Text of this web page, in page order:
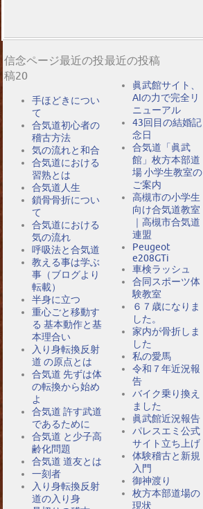
信念ページ最近の投
稿20
手ほどきについ
て
合気道初心者の
稽古方法
気の流れと和合
合気道における
習熟とは
合気道人生
鎖骨骨折につい
て
合気道における
気の流れ
呼吸法と合気道
教える事は学ぶ
事（ブログより
転載）
半身に立つ
重心ごと移動す
る 基本動作と基
本理合い
入り身転換反射
道 の原点とは
合気道 先ずは体
の転換から始め
よ
合気道 許す武道
であるために
合気道 と少子高
齢化問題
合気道 道友とは
一刻者
入り身転換反射
道の入り身
最近の投稿
眞武館サイト、
AIの力で完全リ
ニューアル
43回目の結婚記
念日
合気道「眞武
館」枚方本部道
場 小学生教室の
ご案内
高槻市の小学生
向け合気道教室
｜高槻市合気道
連盟
Peugeot
e208GTi
車検ラッシュ
合同スポーツ体
験教室
６７歳になりま
した。
家内が骨折しま
した
私の愛馬
令和７年近況報
告
バイク乗り換え
ました
眞武館近況報告
パレスエミ公式
サイト立ち上げ
体験稽古と新規
入門
御神渡り
枚方本部道場の
現状